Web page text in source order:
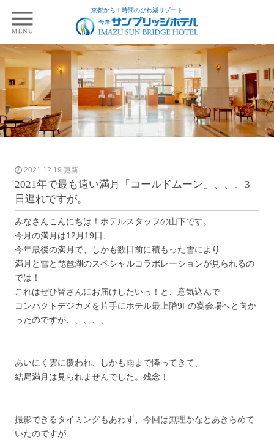
京都から１時間のびわ湖リゾート
2021.12.19 更新
2021年で最も遠い満月「コールドムーン」、、、3
日遅れですが。
みなさんこんにちは！ホテルスタッフの山下です。
今月の満月は12月19日、
今年最後の満月で、しかも数日前に積もった雪により
満月と雪と琵琶湖のスペシャルコラボレーションが見られるの
では！
これはぜひ皆さんにお届けしたいっ！と、意気込んで
コンパクトデジカメを片手にホテル最上階9Fの宴会場へと向か
ったのですが、、、、、
あいにく雲に覆われ、しかも雨まで降ってきて、
結局満月は見られませんでした。残念！
撮影できるタイミングもあわず、今回は無理かなとあきらめて
いたのですが、